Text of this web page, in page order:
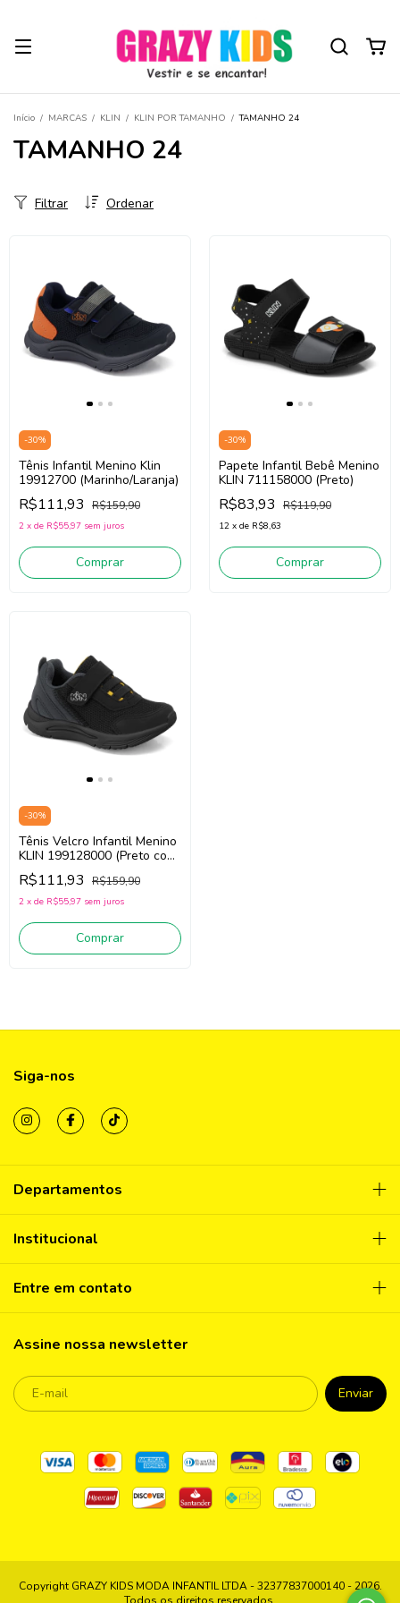
Início / MARCAS / KLIN / KLIN POR TAMANHO / TAMANHO 24
TAMANHO 24
Ordenar
Filtrar
-30%
Tênis Infantil Menino Klin
19912700 (Marinho/Laranja)
R$111,93 R$159,90
2 x de R$55,97 sem juros
Comprar
-30%
Papete Infantil Bebê Menino
KLIN 711158000 (Preto)
R$83,93 R$119,90
12 x de R$8,63
Comprar
-30%
Tênis Velcro Infantil Menino
KLIN 199128000 (Preto com
Amarelo)
R$111,93 R$159,90
2 x de R$55,97 sem juros
Comprar
Siga-nos
Departamentos
Institucional
Entre em contato
Assine nossa newsletter
Copyright GRAZY KIDS MODA INFANTIL LTDA - 32377837000140 - 2026.